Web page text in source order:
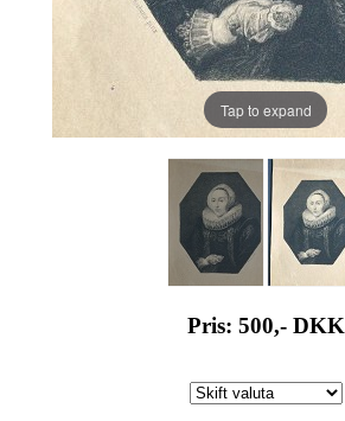
Tap to expand
Pris: 500,- DKK